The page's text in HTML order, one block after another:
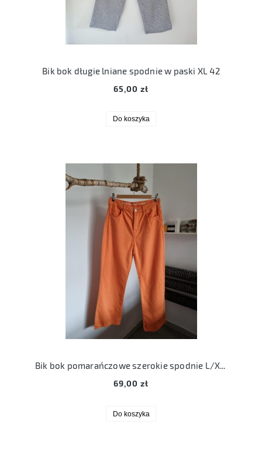
Bik bok długie lniane spodnie w paski XL 42
65,00 zł
Do koszyka
Bik bok pomarańczowe szerokie spodnie L/XL W33L30
69,00 zł
Do koszyka